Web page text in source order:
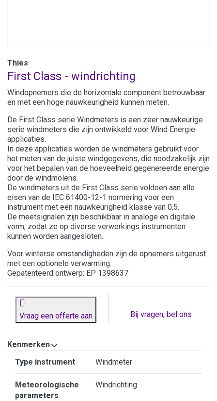
Thies
First Class - windrichting
Windopnemers die de horizontale component betrouwbaar
en met een hoge nauwkeurigheid kunnen meten.
De First Class serie Windmeters is een zeer nauwkeurige
serie windmeters die zijn ontwikkeld voor Wind Energie
applicaties.
In deze applicaties worden de windmeters gebruikt voor
het meten van de juiste windgegevens, die noodzakelijk zijn
voor het bepalen van de hoeveelheid gegenereerde energie
door de windmolens.
De windmeters uit de First Class serie voldoen aan alle
eisen van de IEC 61400-12-1 normering voor een
instrument met een nauwkeurigheid klasse van 0,5.
De meetsignalen zijn beschikbaar in analoge en digitale
vorm, zodat ze op diverse verwerkings instrumenten
kunnen worden aangesloten.
Voor winterse omstandigheden zijn de opnemers uitgerust
met een optionele verwarming.
Gepatenteerd ontwerp: EP 1398637
Vraag een offerte aan Bij vragen, bel ons
Kenmerken
Type instrument Windmeter
Meteorologische
parameters
Windrichting